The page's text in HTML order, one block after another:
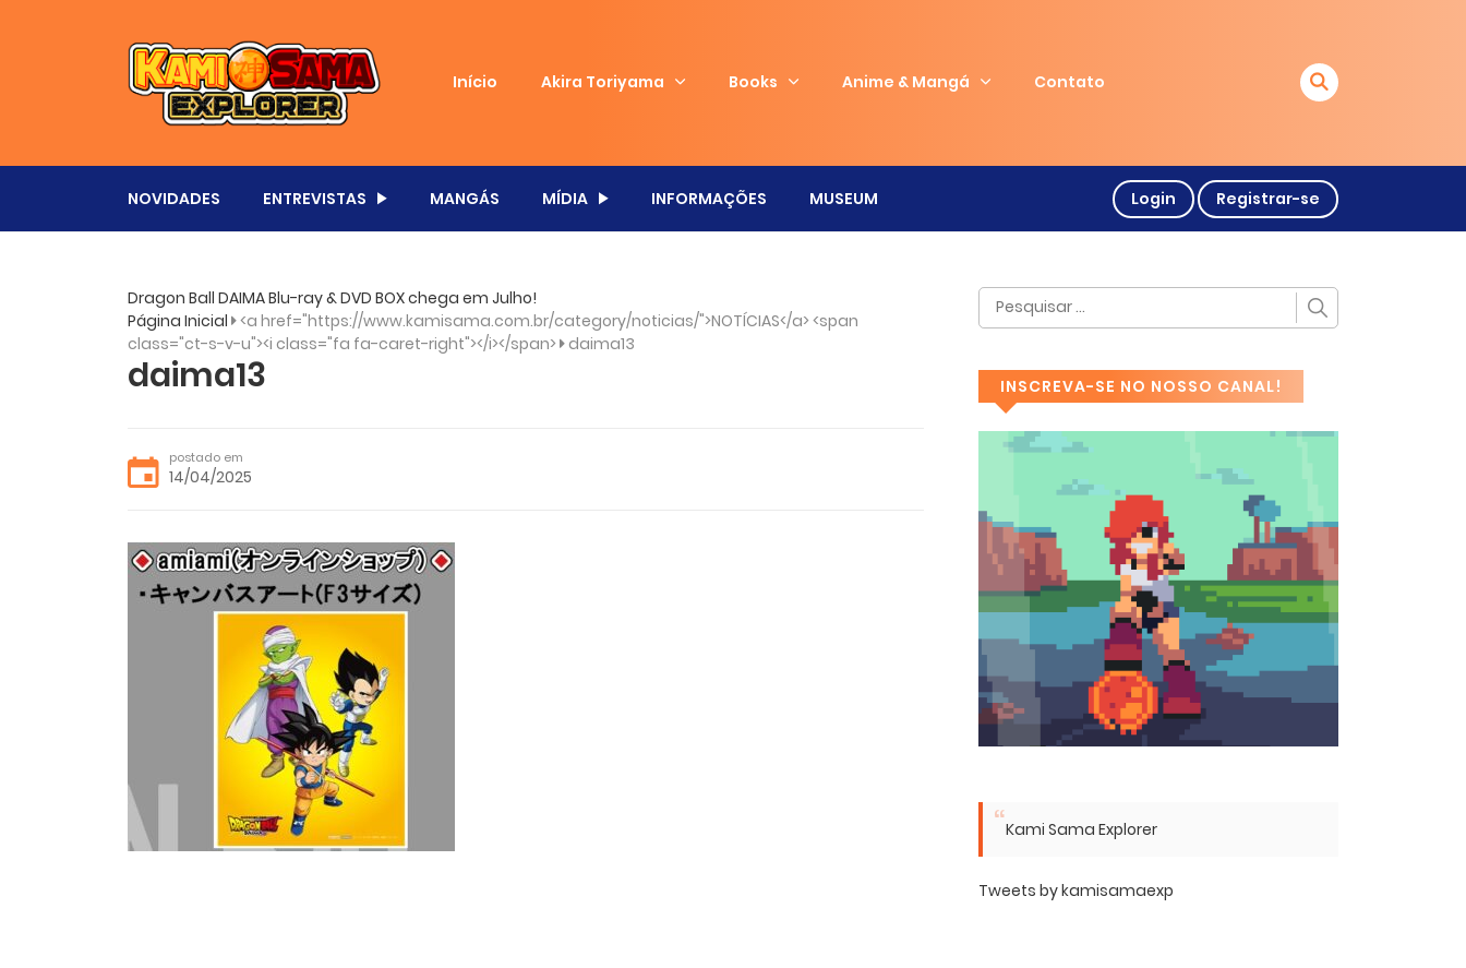
Início Akira Toriyama Books Anime & Mangá Contato
NOVIDADES ENTREVISTAS MANGÁS MÍDIA INFORMAÇÕES MUSEUM Login Registrar-se
Dragon Ball DAIMA Blu-ray & DVD BOX chega em Julho!
Página Inicial <a href="https://www.kamisama.com.br/category/noticias/">NOTÍCIAS</a> <span
class="ct-s-v-u"><i class="fa fa-caret-right"></i></span> daima13
daima13
postado em
14/04/2025
INSCREVA-SE NO NOSSO CANAL!
Kami Sama Explorer
Tweets by kamisamaexp